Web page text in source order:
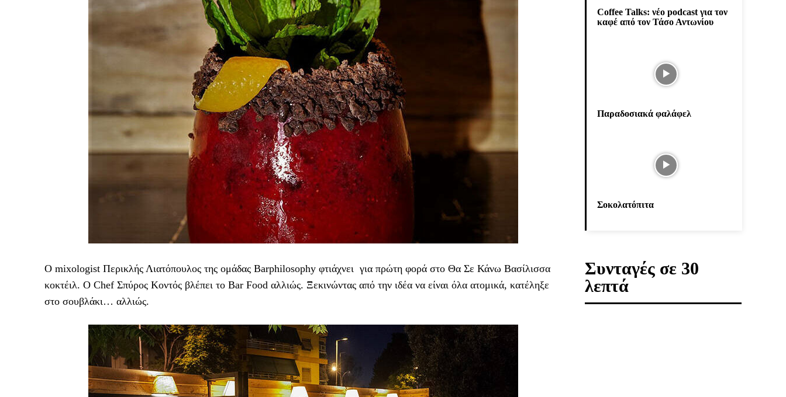
Ο mixologist Περικλής Λιατόπουλος της ομάδας Barphilosophy φτιάχνει για πρώτη φορά στο Θα Σε Κάνω Βασίλισσα
κοκτέιλ. Ο Chef Σπύρος Κοντός βλέπει το Bar Food αλλιώς. Ξεκινώντας από την ιδέα να είναι όλα ατομικά, κατέληξε
στο σουβλάκι… αλλιώς.
Coffee Talks: νέο podcast για τον
καφέ από τον Τάσο Αντωνίου
Παραδοσιακά φαλάφελ
Σοκολατόπιτα
Συνταγές σε 30
λεπτά